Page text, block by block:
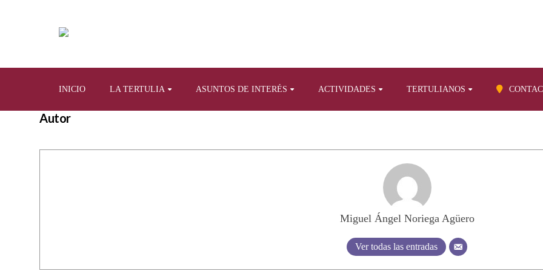
INICIO LA TERTULIA ASUNTOS DE INTERÉS ACTIVIDADES TERTULIANOS
Autor
Miguel Ángel Noriega Agüero
Ver todas las entradas